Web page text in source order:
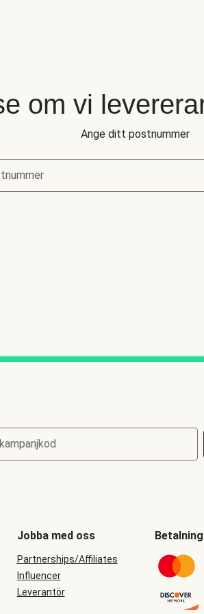
om vi
Ange ditt postnummer
Jobba med oss
Partnerships/Affiliates
Influencer
Leverantör